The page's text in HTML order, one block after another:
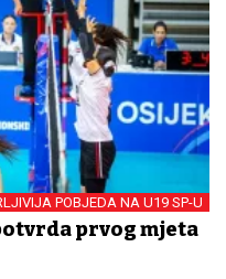
POBJEDA NA U19 SP-U
prvog mjeta